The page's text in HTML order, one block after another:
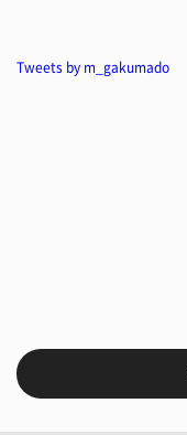
Tweets by m_gakumado